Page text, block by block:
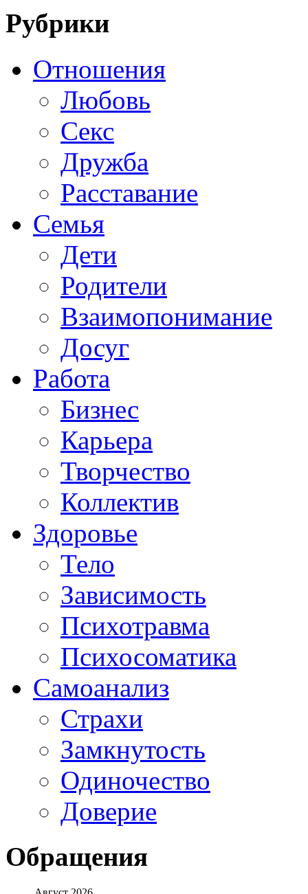
Рубрики
Отношения
Любовь
Секс
Дружба
Расставание
Семья
Дети
Родители
Взаимопонимание
Досуг
Работа
Бизнес
Карьера
Творчество
Коллектив
Здоровье
Тело
Зависимость
Психотравма
Психосоматика
Самоанализ
Страхи
Замкнутость
Одиночество
Доверие
Обращения